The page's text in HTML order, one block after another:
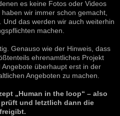
es keine Fotos oder Videos
wir immer schon gemacht,
das werden wir auch weiterhin
machen.
Genauso wie der Hinweis, dass
ehrenamtliches Projekt
überhaupt erst in der
Angeboten zu machen.
„Human in the loop“ – also
und letztlich dann die